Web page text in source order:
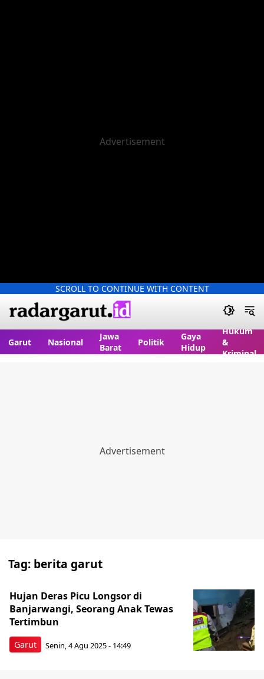
SCROLL TO CONTINUE WITH CONTENT
Garut Nasional
Jawa
Barat
Politik
Gaya
Hidup
Hukum
&
Kriminal
Tag: berita garut
Garut
​Hujan Deras Picu Longsor di
Banjarwangi, Seorang Anak Tewas
Tertimbun
Senin, 4 Agu 2025 - 14:49